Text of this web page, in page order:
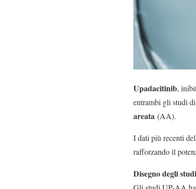
Upadacitinib,
entrambi gli studi
areata (AA).
I dati più recenti
rafforzando il
Disegno degli